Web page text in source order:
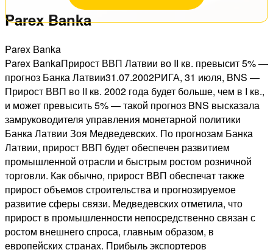
Parex Banka
Parex Banka
Parex BankaПрирост ВВП Латвии во II кв. превысит 5% —
прогноз Банка Латвии31.07.2002РИГА, 31 июля, BNS —
Прирост ВВП во II кв. 2002 года будет больше, чем в I кв.,
и может превысить 5% — такой прогноз BNS высказала
замруководителя управления монетарной политики
Банка Латвии Зоя Медведевских. По прогнозам Банка
Латвии, прирост ВВП будет обеспечен развитием
промышленной отрасли и быстрым ростом розничной
торговли. Как обычно, прирост ВВП обеспечат также
прирост объемов строительства и прогнозируемое
развитие сферы связи. Медведевских отметила, что
прирост в промышленности непосредственно связан с
ростом внешнего спроса, главным образом, в
европейских странах. Прибыль экспортеров